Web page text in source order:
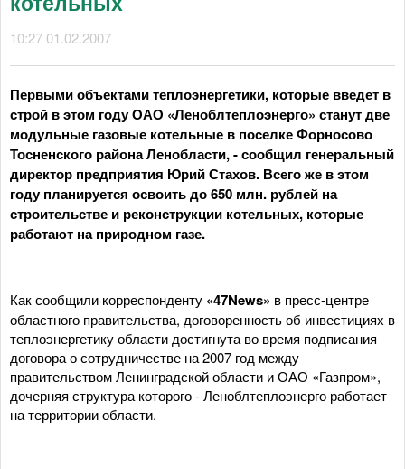
10:27 01.02.2007
Первыми объектами теплоэнергетики, которые введет в
строй в этом году ОАО «Леноблтеплоэнерго» станут две
модульные газовые котельные в поселке Форносово
Тосненского района Ленобласти, - сообщил генеральный
директор предприятия Юрий Стахов. Всего же в этом
году планируется освоить до 650 млн. рублей на
строительстве и реконструкции котельных, которые
работают на природном газе.
Как сообщили корреспонденту «47News» в пресс-центре
областного правительства, договоренность об инвестициях в
теплоэнергетику области достигнута во время подписания
договора о сотрудничестве на 2007 год между
правительством Ленинградской области и ОАО «Газпром»,
дочерняя структура которого - Леноблтеплоэнерго работает
на территории области.